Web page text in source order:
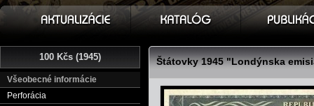
100 Kčs (1945)
Všeobecné informácie
Perforácia
Štátovky 1945 "Londýnska